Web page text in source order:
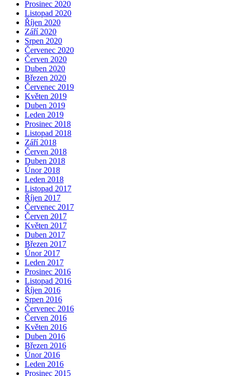
Prosinec 2020
Listopad 2020
Říjen 2020
Září 2020
Srpen 2020
Červenec 2020
Červen 2020
Duben 2020
Březen 2020
Červenec 2019
Květen 2019
Duben 2019
Leden 2019
Prosinec 2018
Listopad 2018
Září 2018
Červen 2018
Duben 2018
Únor 2018
Leden 2018
Listopad 2017
Říjen 2017
Červenec 2017
Červen 2017
Květen 2017
Duben 2017
Březen 2017
Únor 2017
Leden 2017
Prosinec 2016
Listopad 2016
Říjen 2016
Srpen 2016
Červenec 2016
Červen 2016
Květen 2016
Duben 2016
Březen 2016
Únor 2016
Leden 2016
Prosinec 2015